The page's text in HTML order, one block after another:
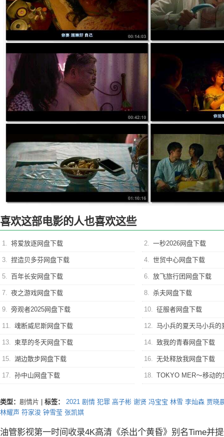
喜欢这部电影的人也喜欢这些
1. 将爱放逐网盘下载 2. 一秒2026网盘下载
3. 捏造贝多芬网盘下载 4. 世贸中心网盘下载
5. 百年长安网盘下载 6. 放飞旅行团网盘下载
7. 夜之游戏网盘下载 8. 杀夫网盘下载
9. 旁观者2025网盘下载 10. 征服者网盘下载
11. 魂断威尼斯网盘下载 12. 马小兵的夏天马小兵的
13. 束草的冬天网盘下载 14. 致我的青春网盘下载
15. 湖边散步网盘下载 16. 无处释放我网盘下载
17. 孙中山网盘下载 18. TOKYO MER～移动的急救室～
类型： 剧情片 标签： 2021 剧情 犯罪 高子彬 谢贤 冯宝宝 林雪 李灿森 贾晓
林耀声 符家浚 钟雪莹 张凯娸
油管影视第一时间收录4K高清《杀出个黄昏》别名Time并